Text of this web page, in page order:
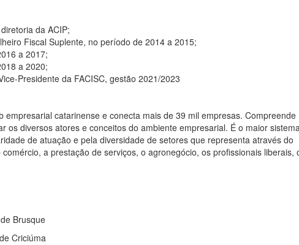
da ACIP;
Fiscal Suplente, no período de 2014 a 2015;
a 2017;
a 2020;
Presidente da FACISC, gestão 2021/2023
catarinense e conecta mais de 39 mil empresas. Compreende
os diversos atores e conceitos do ambiente empresarial. É o maior
de atuação e pela diversidade de setores que representa através do
a prestação de serviços, o agronegócio, os profissionais liberais,
Brusque
Criciúma